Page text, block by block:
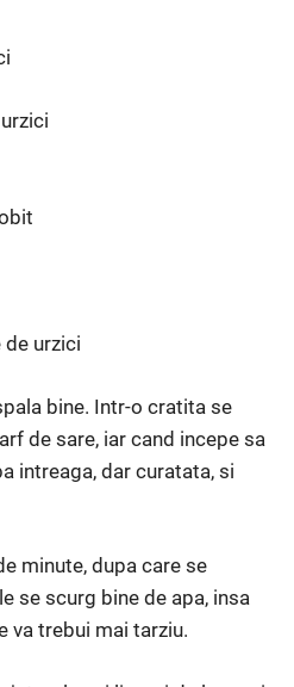
urzici
bine. Intr-o cratita se
de sare, iar cand incepe sa
intreaga, dar curatata, si
minute, dupa care se
se scurg bine de apa, insa
va trebui mai tarziu.